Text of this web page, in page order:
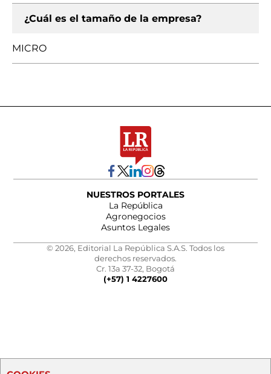
¿Cuál es el tamaño de la empresa?
MICRO
NUESTROS PORTALES
La República
Agronegocios
Asuntos Legales
© 2026, Editorial La República S.A.S. Todos los
derechos reservados.
Cr. 13a 37-32, Bogotá
(+57) 1 4227600